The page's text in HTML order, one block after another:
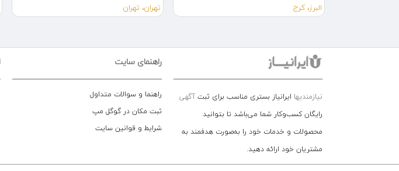
تهران، تهران البرز، کرج
نیازمندیها ایرانیاز بستری مناسب برای ثبتآگهی
رایگان کسب‌وکار شما می‌باشد تا بتوانید
محصولات و خدمات خود را به‌صورت هدفمند به
مشتریان خود ارائه دهید.
راهنمای سایت
راهنما و سوالات متداول
ثبت مکان در گوگل مپ
شرایط و قوانین سایت